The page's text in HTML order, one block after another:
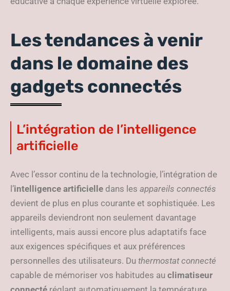
Les tendances à venir
dans le domaine des
gadgets connectés
L’intégration de l’intelligence
artificielle
Avec l’essor continu de la technologie, l’intégration de
l’intelligence artificielle dans les appareils connectés
devient de plus en plus courante et sophistiquée. Les
appareils deviendront non seulement davantage
intelligents, mais aussi encore plus adaptatifs face
aux exigences spécifiques et aux préférences
personnelles des utilisateurs. Du thermostat connecté
capable de mémoriser vos habitudes au climatiseur